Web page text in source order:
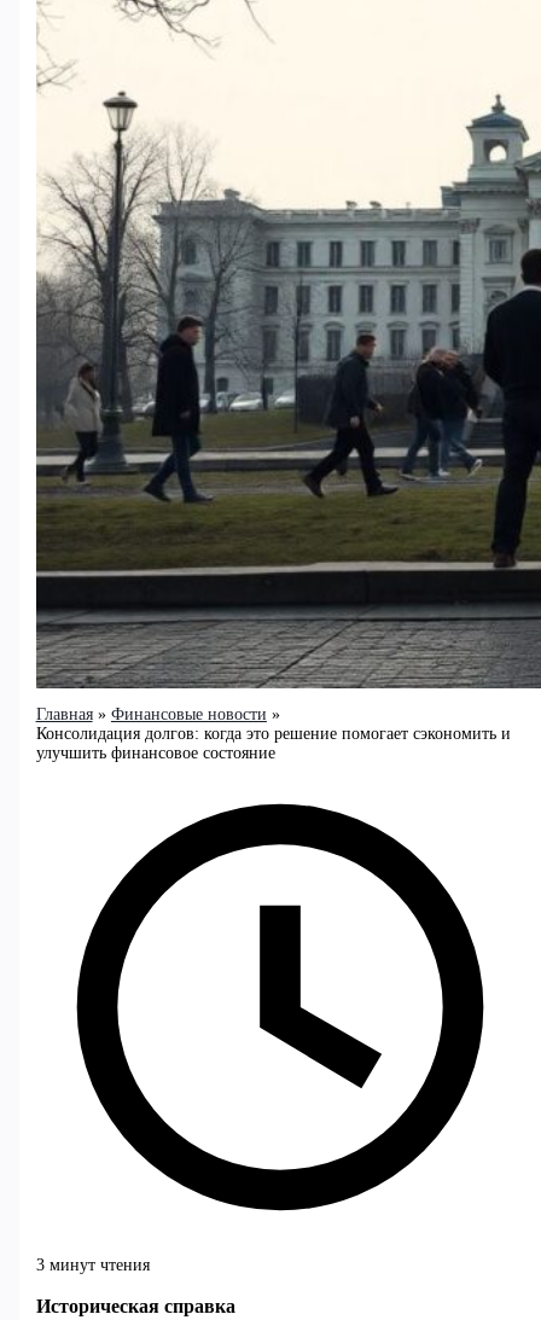
Главная
Финансовые новости
Консолидация долгов: когда это решение помогает сэкономить и
улучшить финансовое состояние
3 минут чтения
Историческая справка